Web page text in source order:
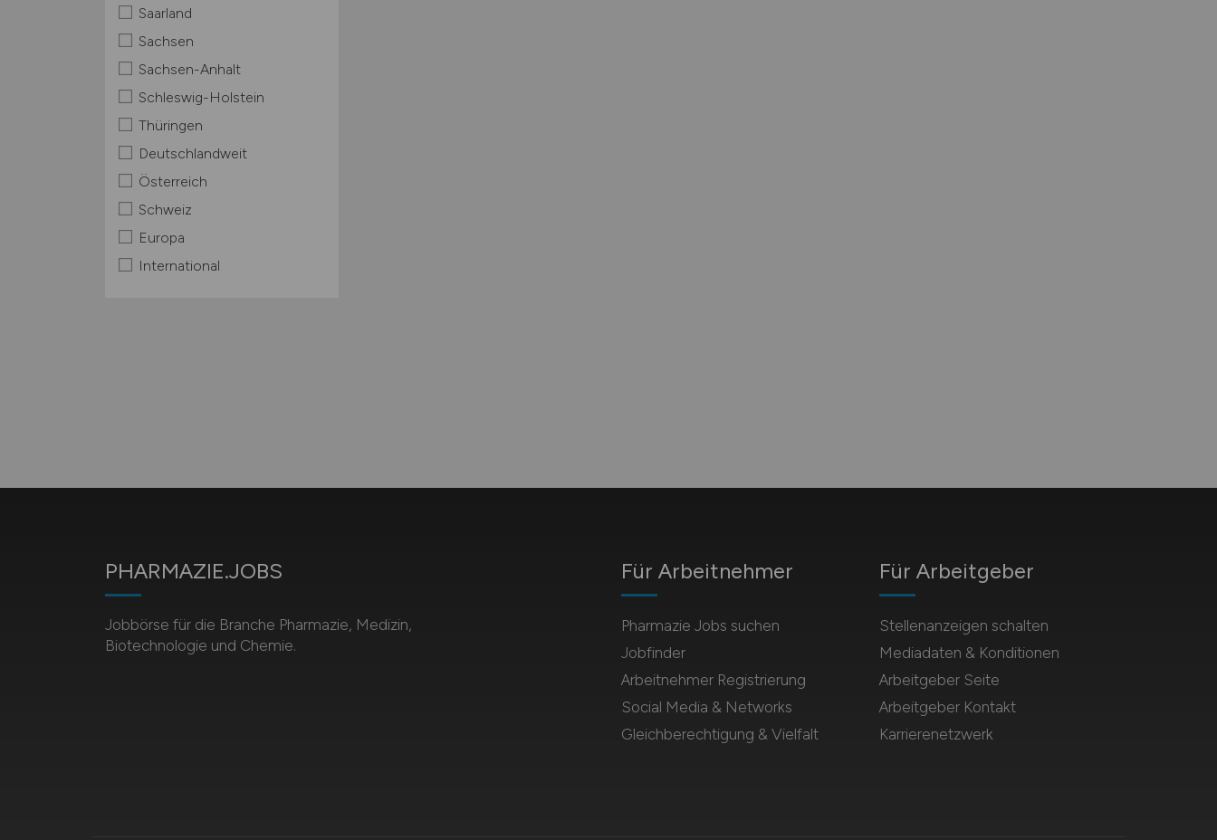
Saarland
Sachsen
Sachsen-Anhalt
Schleswig-Holstein
Thüringen
Deutschlandweit
Österreich
Schweiz
Europa
International
PHARMAZIE.JOBS
Jobbörse für die Branche Pharmazie, Medizin,
Biotechnologie und Chemie.
Für Arbeitnehmer
Pharmazie Jobs suchen
Jobfinder
Arbeitnehmer Registrierung
Social Media & Networks
Gleichberechtigung & Vielfalt
Für Arbeitgeber
Stellenanzeigen schalten
Mediadaten & Konditionen
Arbeitgeber Seite
Arbeitgeber Kontakt
Karrierenetzwerk